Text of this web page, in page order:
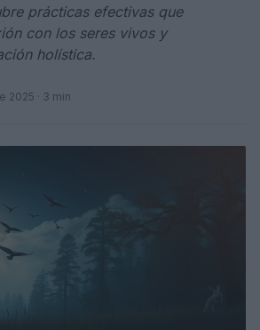
prácticas efectivas que
con los seres vivos y
holística.
2025 · 3 min